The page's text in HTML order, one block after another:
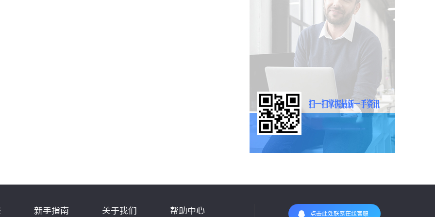
新手指南 关于我们 帮助中心 点击此处联系在线客服